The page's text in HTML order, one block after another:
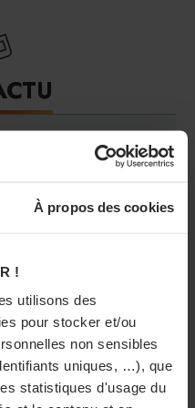
À propos des cookies
!
utilisons des
pour stocker et/ou
non sensibles
uniques, …), que
statistiques d'usage du
pendant l’été
un « Menu du